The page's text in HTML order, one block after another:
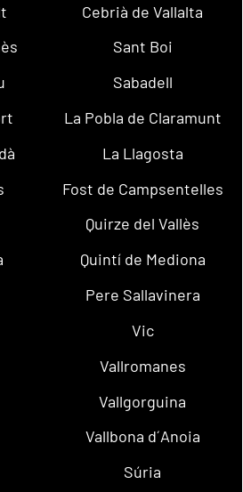
Cebrià de Vallalta
Sant Boi
Sabadell
La Pobla de Claramunt
La Llagosta
Fost de Campsentelles
Quirze del Vallès
Quintí de Mediona
Pere Sallavinera
Vic
Vallromanes
Vallgorguina
Vallbona d´Anoia
Súria